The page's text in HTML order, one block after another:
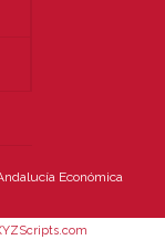
Económica